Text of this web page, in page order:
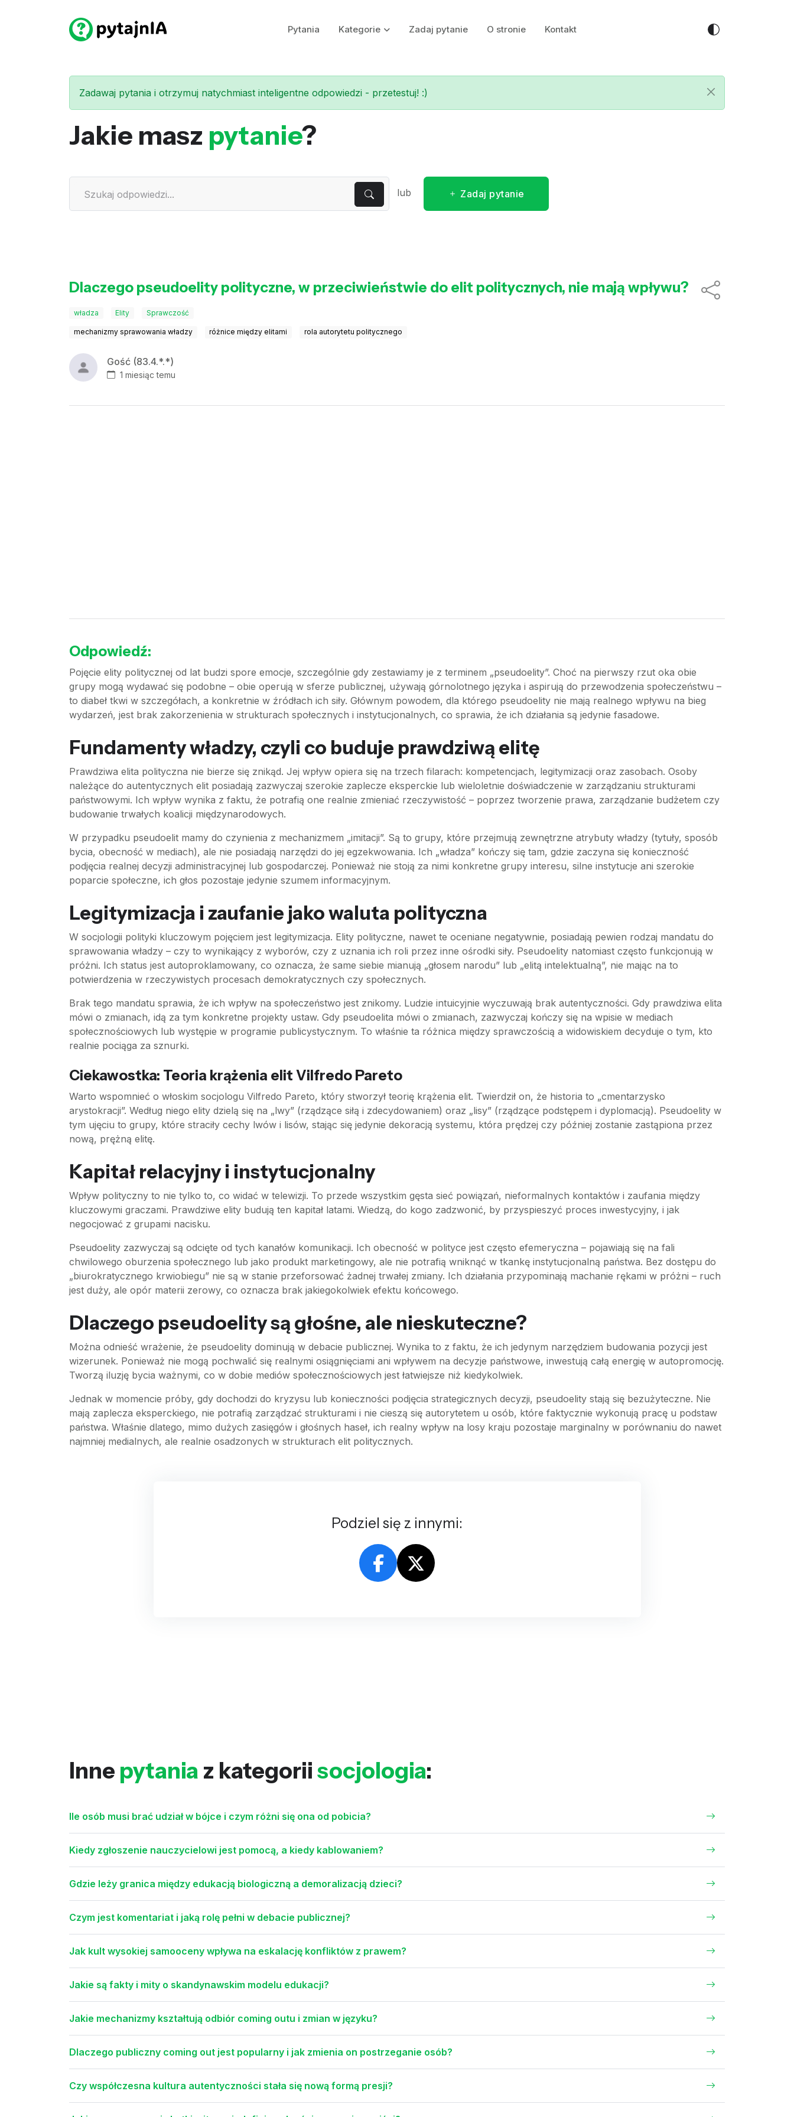
Pytania Kategorie Zadaj pytanie O stronie Kontakt
Zadawaj pytania i otrzymuj natychmiast inteligentne odpowiedzi - przetestuj! :)
Jakie masz pytanie?
lub Zadaj pytanie
Dlaczego pseudoelity polityczne, w przeciwieństwie do elit politycznych, nie mają wpływu?
władza Elity Sprawczość
mechanizmy sprawowania władzy różnice między elitami rola autorytetu politycznego
Gość (83.4.*.*)
1 miesiąc temu
Odpowiedź:
Pojęcie elity politycznej od lat budzi spore emocje, szczególnie gdy zestawiamy je z terminem „pseudoelity”. Choć na pierwszy rzut oka obie
grupy mogą wydawać się podobne – obie operują w sferze publicznej, używają górnolotnego języka i aspirują do przewodzenia społeczeństwu –
to diabeł tkwi w szczegółach, a konkretnie w źródłach ich siły. Głównym powodem, dla którego pseudoelity nie mają realnego wpływu na bieg
wydarzeń, jest brak zakorzenienia w strukturach społecznych i instytucjonalnych, co sprawia, że ich działania są jedynie fasadowe.
Fundamenty władzy, czyli co buduje prawdziwą elitę
Prawdziwa elita polityczna nie bierze się znikąd. Jej wpływ opiera się na trzech filarach: kompetencjach, legitymizacji oraz zasobach. Osoby
należące do autentycznych elit posiadają zazwyczaj szerokie zaplecze eksperckie lub wieloletnie doświadczenie w zarządzaniu strukturami
państwowymi. Ich wpływ wynika z faktu, że potrafią one realnie zmieniać rzeczywistość – poprzez tworzenie prawa, zarządzanie budżetem czy
budowanie trwałych koalicji międzynarodowych.
W przypadku pseudoelit mamy do czynienia z mechanizmem „imitacji”. Są to grupy, które przejmują zewnętrzne atrybuty władzy (tytuły, sposób
bycia, obecność w mediach), ale nie posiadają narzędzi do jej egzekwowania. Ich „władza” kończy się tam, gdzie zaczyna się konieczność
podjęcia realnej decyzji administracyjnej lub gospodarczej. Ponieważ nie stoją za nimi konkretne grupy interesu, silne instytucje ani szerokie
poparcie społeczne, ich głos pozostaje jedynie szumem informacyjnym.
Legitymizacja i zaufanie jako waluta polityczna
W socjologii polityki kluczowym pojęciem jest legitymizacja. Elity polityczne, nawet te oceniane negatywnie, posiadają pewien rodzaj mandatu do
sprawowania władzy – czy to wynikający z wyborów, czy z uznania ich roli przez inne ośrodki siły. Pseudoelity natomiast często funkcjonują w
próżni. Ich status jest autoproklamowany, co oznacza, że same siebie mianują „głosem narodu” lub „elitą intelektualną”, nie mając na to
potwierdzenia w rzeczywistych procesach demokratycznych czy społecznych.
Brak tego mandatu sprawia, że ich wpływ na społeczeństwo jest znikomy. Ludzie intuicyjnie wyczuwają brak autentyczności. Gdy prawdziwa elita
mówi o zmianach, idą za tym konkretne projekty ustaw. Gdy pseudoelita mówi o zmianach, zazwyczaj kończy się na wpisie w mediach
społecznościowych lub występie w programie publicystycznym. To właśnie ta różnica między sprawczością a widowiskiem decyduje o tym, kto
realnie pociąga za sznurki.
Ciekawostka: Teoria krążenia elit Vilfredo Pareto
Warto wspomnieć o włoskim socjologu Vilfredo Pareto, który stworzył teorię krążenia elit. Twierdził on, że historia to „cmentarzysko
arystokracji”. Według niego elity dzielą się na „lwy” (rządzące siłą i zdecydowaniem) oraz „lisy” (rządzące podstępem i dyplomacją). Pseudoelity w
tym ujęciu to grupy, które straciły cechy lwów i lisów, stając się jedynie dekoracją systemu, która prędzej czy później zostanie zastąpiona przez
nową, prężną elitę.
Kapitał relacyjny i instytucjonalny
Wpływ polityczny to nie tylko to, co widać w telewizji. To przede wszystkim gęsta sieć powiązań, nieformalnych kontaktów i zaufania między
kluczowymi graczami. Prawdziwe elity budują ten kapitał latami. Wiedzą, do kogo zadzwonić, by przyspieszyć proces inwestycyjny, i jak
negocjować z grupami nacisku.
Pseudoelity zazwyczaj są odcięte od tych kanałów komunikacji. Ich obecność w polityce jest często efemeryczna – pojawiają się na fali
chwilowego oburzenia społecznego lub jako produkt marketingowy, ale nie potrafią wniknąć w tkankę instytucjonalną państwa. Bez dostępu do
„biurokratycznego krwiobiegu” nie są w stanie przeforsować żadnej trwałej zmiany. Ich działania przypominają machanie rękami w próżni – ruch
jest duży, ale opór materii zerowy, co oznacza brak jakiegokolwiek efektu końcowego.
Dlaczego pseudoelity są głośne, ale nieskuteczne?
Można odnieść wrażenie, że pseudoelity dominują w debacie publicznej. Wynika to z faktu, że ich jedynym narzędziem budowania pozycji jest
wizerunek. Ponieważ nie mogą pochwalić się realnymi osiągnięciami ani wpływem na decyzje państwowe, inwestują całą energię w autopromocję.
Tworzą iluzję bycia ważnymi, co w dobie mediów społecznościowych jest łatwiejsze niż kiedykolwiek.
Jednak w momencie próby, gdy dochodzi do kryzysu lub konieczności podjęcia strategicznych decyzji, pseudoelity stają się bezużyteczne. Nie
mają zaplecza eksperckiego, nie potrafią zarządzać strukturami i nie cieszą się autorytetem u osób, które faktycznie wykonują pracę u podstaw
państwa. Właśnie dlatego, mimo dużych zasięgów i głośnych haseł, ich realny wpływ na losy kraju pozostaje marginalny w porównaniu do nawet
najmniej medialnych, ale realnie osadzonych w strukturach elit politycznych.
Podziel się z innymi:
Inne pytania z kategoriisocjologia:
Ile osób musi brać udział w bójce i czym różni się ona od pobicia?
Kiedy zgłoszenie nauczycielowi jest pomocą, a kiedy kablowaniem?
Gdzie leży granica między edukacją biologiczną a demoralizacją dzieci?
Czym jest komentariat i jaką rolę pełni w debacie publicznej?
Jak kult wysokiej samooceny wpływa na eskalację konfliktów z prawem?
Jakie są fakty i mity o skandynawskim modelu edukacji?
Jakie mechanizmy kształtują odbiór coming outu i zmian w języku?
Dlaczego publiczny coming out jest popularny i jak zmienia on postrzeganie osób?
Czy współczesna kultura autentyczności stała się nową formą presji?